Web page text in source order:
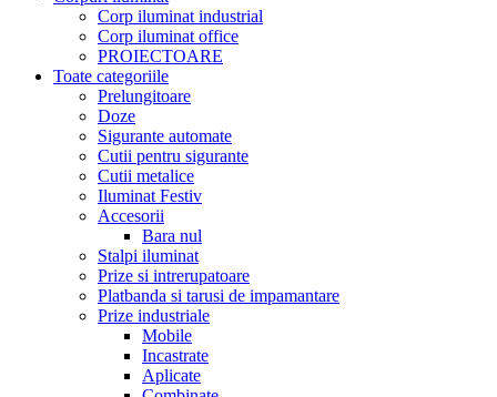
Corp iluminat industrial
Corp iluminat office
PROIECTOARE
Toate categoriile
Prelungitoare
Doze
Sigurante automate
Cutii pentru sigurante
Cutii metalice
Iluminat Festiv
Accesorii
Bara nul
Stalpi iluminat
Prize si intrerupatoare
Platbanda si tarusi de impamantare
Prize industriale
Mobile
Incastrate
Aplicate